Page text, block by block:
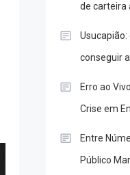
de carteira
conseguir
Erro ao
Crise em
Entre
Público